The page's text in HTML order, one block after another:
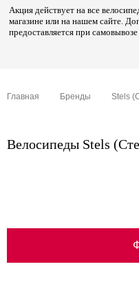
Акция действует на все
магазине или на нашем сайте.
предоставляется при
Главная Бренды Stels
Велосипеды Stels